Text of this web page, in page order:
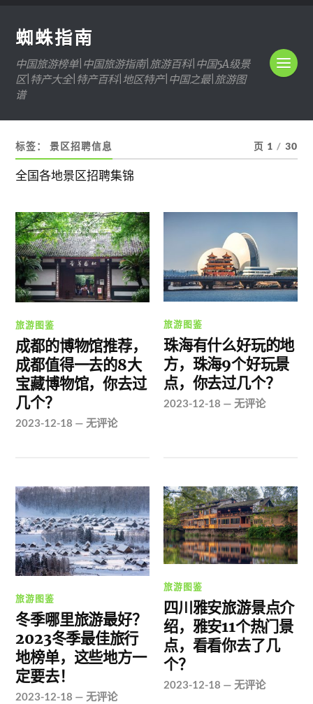
蜘蛛指南
中国旅游榜单|中国旅游指南|旅游百科|中国5A级景
区|特产大全|特产百科|地区特产|中国之最|旅游图
谱
标签：景区招聘信息 页 1 / 30
全国各地景区招聘集锦
旅游图鉴
成都的博物馆推荐，
成都值得一去的8大
宝藏博物馆，你去过
几个？
2023-12-18 —无评论
旅游图鉴
珠海有什么好玩的地
方，珠海9个好玩景
点，你去过几个？
2023-12-18 —无评论
旅游图鉴
冬季哪里旅游最好？
2023冬季最佳旅行
地榜单，这些地方一
定要去！
2023-12-18 —无评论
旅游图鉴
四川雅安旅游景点介
绍，雅安11个热门景
点，看看你去了几
个？
2023-12-18 —无评论